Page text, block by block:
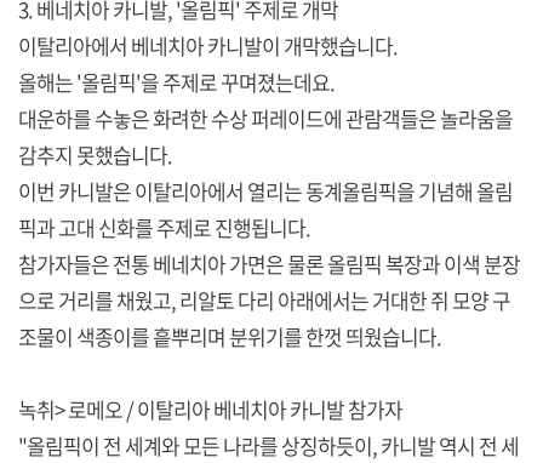
3. 베네치아 카니발, '올림픽' 주제로 개막
이탈리아에서 베네치아 카니발이 개막했습니다.
올해는 '올림픽'을 주제로 꾸며졌는데요.
대운하를 수놓은 화려한 수상 퍼레이드에 관람객들은 놀라움을
감추지 못했습니다.
이번 카니발은 이탈리아에서 열리는 동계올림픽을 기념해 올림
픽과 고대 신화를 주제로 진행됩니다.
참가자들은 전통 베네치아 가면은 물론 올림픽 복장과 이색 분장
으로 거리를 채웠고, 리알토 다리 아래에서는 거대한 쥐 모양 구
조물이 색종이를 흩뿌리며 분위기를 한껏 띄웠습니다.
녹취> 로메오 / 이탈리아 베네치아 카니발 참가자
"올림픽이 전 세계와 모든 나라를 상징하듯이, 카니발 역시 전 세